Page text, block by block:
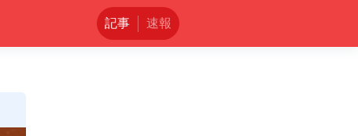
記事 速報